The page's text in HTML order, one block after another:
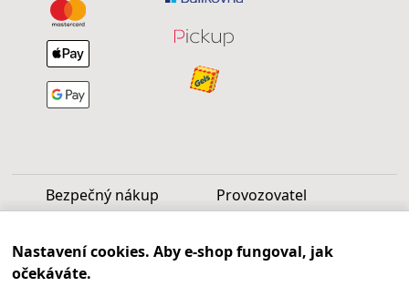
Bezpečný nákup Provozovatel
Nastavení cookies. Aby e-shop fungoval, jak
očekáváte.